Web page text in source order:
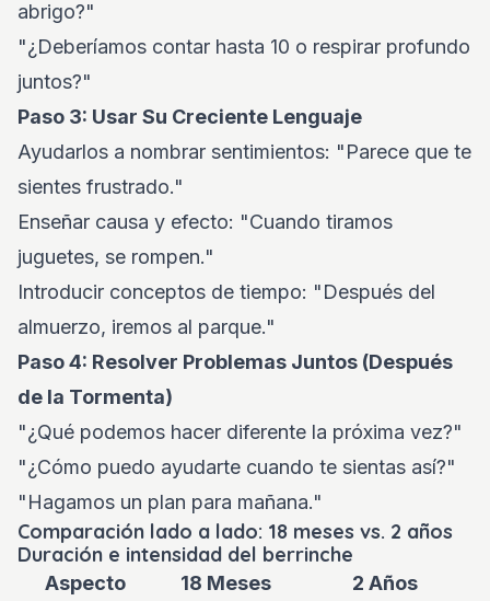
abrigo?"
"¿Deberíamos contar hasta 10 o respirar profundo
juntos?"
Paso 3: Usar Su Creciente Lenguaje
Ayudarlos a nombrar sentimientos: "Parece que te
sientes frustrado."
Enseñar causa y efecto: "Cuando tiramos
juguetes, se rompen."
Introducir conceptos de tiempo: "Después del
almuerzo, iremos al parque."
Paso 4: Resolver Problemas Juntos (Después
de la Tormenta)
"¿Qué podemos hacer diferente la próxima vez?"
"¿Cómo puedo ayudarte cuando te sientas así?"
"Hagamos un plan para mañana."
Comparación lado a lado: 18 meses vs. 2 años
Duración e intensidad del berrinche
Aspecto 18 Meses
2 Años